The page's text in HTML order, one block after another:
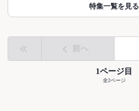
特集一覧を見る
前へ
1ページ目
全2ページ